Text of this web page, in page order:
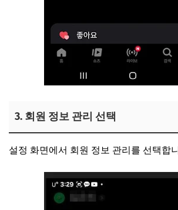
3. 회원 정보 관리 선택
설정 화면에서 회원 정보 관리를 선택합